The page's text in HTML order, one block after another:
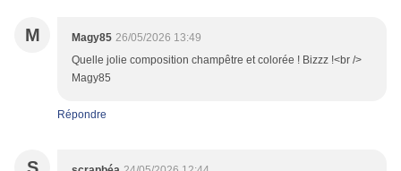
M Magy85 26/05/2026 13:49
Quelle jolie composition champêtre et colorée ! Bizzz !<br />
Magy85
Répondre